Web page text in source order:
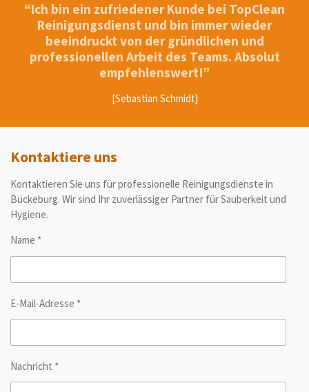
“Ich bin ein zufriedener Kunde bei TopClean
Reinigungsdienst und bin immer wieder
beeindruckt von der gründlichen und
professionellen Arbeit des Teams. Absolut
empfehlenswert!”
[Sebastian Schmidt]
Kontaktiere uns
Kontaktieren Sie uns für professionelle Reinigungsdienste in
Bückeburg. Wir sind Ihr zuverlässiger Partner für Sauberkeit und
Hygiene.
Name *
E-Mail-Adresse *
Nachricht *